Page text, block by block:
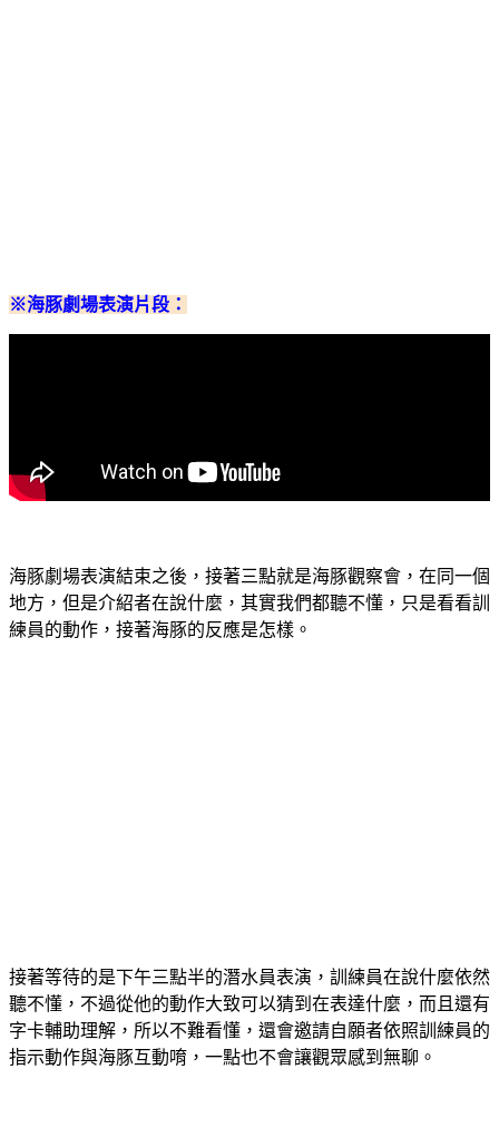
※海豚劇場表演片段：
海豚劇場表演結束之後，接著三點就是海豚觀察會，在同一個
地方，但是介紹者在說什麼，其實我們都聽不懂，只是看看訓
練員的動作，接著海豚的反應是怎樣。
接著等待的是下午三點半的潛水員表演，訓練員在說什麼依然
聽不懂，不過從他的動作大致可以猜到在表達什麼，而且還有
字卡輔助理解，所以不難看懂，還會邀請自願者依照訓練員的
指示動作與海豚互動唷，一點也不會讓觀眾感到無聊。